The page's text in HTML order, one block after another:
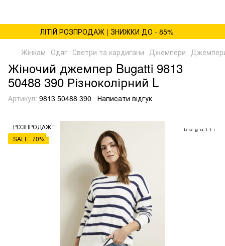
ЛІТІЙ РОЗПРОДАЖ | ЗНИЖКИ ДО - 85%
Жінкам Одяг Светри та кардигани Джемпери
Жіночий джемпер Bugatti 9813
50488 390 Різноколірний L
Артикул: 9813 50488 390 Написати відгук
РОЗПРОДАЖ
SALE−70%